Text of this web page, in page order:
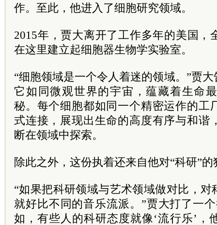
作。至此，他进入了细胞研究领域。
2015年，贾大离开了工作多年的美国，
在这里建立起细胞器生物学实验室。
“细胞领域是一个令人着迷的领域。”贾
它如同微观世界的宇宙，蕴藏着生命
秘。每个细胞都如同一个精密运作的工
式连接，展现出生命的高度有序与和谐
断在领域中探索。
除此之外，这份执着还来自他对“科研”
“如果把科研领域与艺术领域做对比，
就好比不同的音乐流派。”贾大打了一
如，有些人的科研态度就像‘流行乐’，